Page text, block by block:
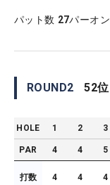
パット数 27パーオン
ROUND2 52位
HOLE 1 2 3
PAR 4 4 5
打数 4 4 4